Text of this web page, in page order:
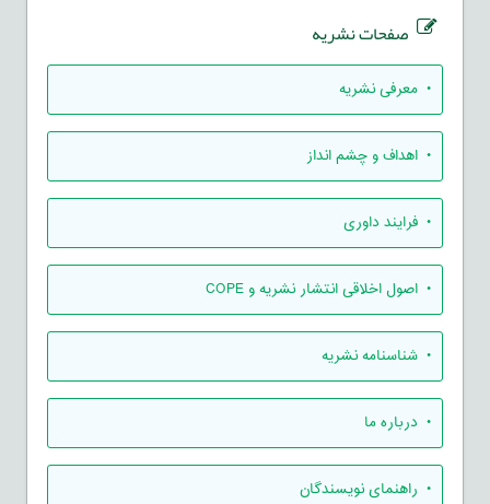
صفحات نشریه
• معرفی نشریه
• اهداف و چشم انداز
• فرایند داوری
• اصول اخلاقی انتشار نشریه و COPE
• شناسنامه نشریه
• درباره ما
• راهنمای نویسندگان